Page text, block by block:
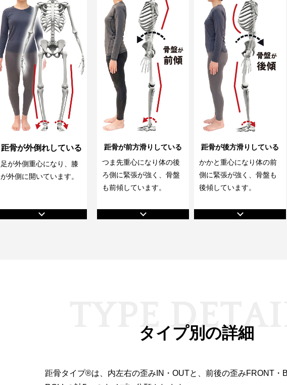
距骨が外倒れしている
足が外側重心になり、膝
が外側に開いています。
距骨が前方滑りしている
つま先重心になり体の後
ろ側に緊張が強く、骨盤
も前傾しています。
距骨が後方滑りしている
かかと重心になり体の前
側に緊張が強く、骨盤も
後傾しています。
タイプ別の詳細
E DETA
距骨タイプ®︎は、内左右の歪みIN・OUTと、前後の歪みFRONT・